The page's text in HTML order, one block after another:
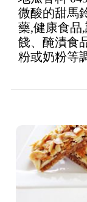
微酸的甜馬
藥,健康食品
餞、醃漬食
粉或奶粉等